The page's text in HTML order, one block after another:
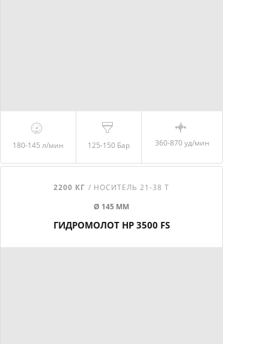
180-145 л/мин 125-150 Бар 360-870 уд/мин
2200 КГ / НОСИТЕЛЬ 21-38 Т
Ø 145 ММ
ГИДРОМОЛОТ HP 3500 FS